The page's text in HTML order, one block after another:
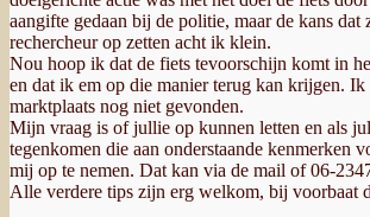
aangifte gedaan bij de politie, maar de kans dat
rechercheur op zetten acht ik klein.
Nou hoop ik dat de fiets tevoorschijn komt in
en dat ik em op die manier terug kan krijgen. Ik
marktplaats nog niet gevonden.
Mijn vraag is of jullie op kunnen letten en als
tegenkomen die aan onderstaande kenmerken
mij op te nemen. Dat kan via de mail of 06-
Alle verdere tips zijn erg welkom, bij voorbaat